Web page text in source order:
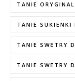
TANIE
TANIE SUKIENKI
TANIE SWETRY
TANIE SWETRY